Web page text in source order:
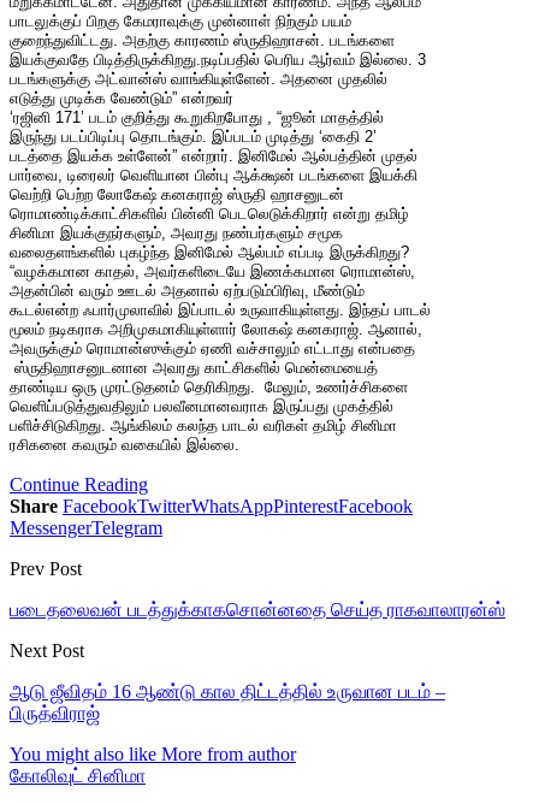
பாடலுக்குப் பிறகு கேமராவுக்கு முன்னாள் நிற்கும் பயம்
குறைந்துவிட்டது. அதற்கு காரணம் ஸ்ருதிஹாசன். படங்களை
இயக்குவதே பிடித்திருக்கிறது.நடிப்பதில் பெரிய ஆர்வம் இல்லை. 3
படங்களுக்கு அட்வான்ஸ் வாங்கியுள்ளேன். அதனை முதலில்
எடுத்து முடிக்க வேண்டும்” என்றவர்
‘ரஜினி 171’ படம் குறித்து கூறுகிறபோது , “ஜூன் மாதத்தில்
இருந்து படப்பிடிப்பு தொடங்கும். இப்படம் முடித்து ‘கைதி 2’
படத்தை இயக்க உள்ளேன்” என்றார். இனிமேல் ஆல்பத்தின் முதல்
பார்வை, டிரைலர் வெளியான பின்பு ஆக்க்ஷன் படங்களை இயக்கி
வெற்றி பெற்ற லோகேஷ் கனகராஜ் ஸ்ருதி ஹாசனுடன்
ரொமாண்டிக்காட்சிகளில் பின்னி பெடலெடுக்கிறார் என்று தமிழ்
சினிமா இயக்குநர்களும், அவரது நண்பர்களும் சமூக
வலைதளங்களில் புகழ்ந்த இனிமேல் ஆல்பம் எப்படி இருக்கிறது?
“வழக்கமான காதல், அவர்களிடையே இணக்கமான ரொமான்ஸ்,
அதன்பின் வரும் ஊடல் அதனால் ஏற்படும்பிரிவு, மீண்டும்
கூடல்என்ற ஃபார்முலாவில் இப்பாடல் உருவாகியுள்ளது. இந்தப் பாடல்
மூலம் நடிகராக அறிமுகமாகியுள்ளார் லோகஷ் கனகராஜ். ஆனால்,
அவருக்கும் ரொமான்ஸுக்கும் ஏணி வச்சாலும் எட்டாது என்பதை
ஸ்ருதிஹாசனுடனான அவரது காட்சிகளில் மென்மையைத்
தாண்டிய ஒரு முரட்டுதனம் தெரிகிறது. மேலும், உணர்ச்சிகளை
வெளிப்படுத்துவதிலும் பலவீனமானவராக இருப்பது முகத்தில்
பளிச்சிடுகிறது. ஆங்கிலம் கலந்த பாடல் வரிகள் தமிழ் சினிமா
ரசிகனை கவரும் வகையில் இல்லை.
Continue Reading
Share FacebookTwitterWhatsAppPinterestFacebook
MessengerTelegram
Prev Post
படைதலைவன் படத்துக்காகசொன்னதை செய்த ராகவாலாரன்ஸ்
Next Post
ஆடு ஜீவிதம் 16 ஆண்டு கால திட்டத்தில் உருவான படம் –
பிருத்விராஜ்
You might also like More from author
கோலிவுட் சினிமா